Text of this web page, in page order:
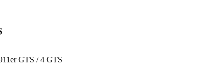
GTS / 4 GTS